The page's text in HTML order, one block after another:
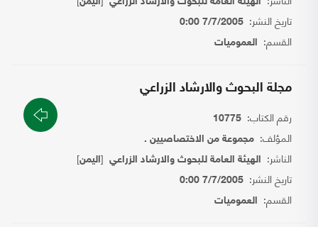
تاريخ النشر: 7/7/2005 0:00
القسم: العموميات
مجلة البحوث والارشاد الزراعي
رقم الكتاب: 10775
المؤلف: مجموعة من الاختصاصيين .
الناشر: الهيئة العامة للبحوث والارشاد الزراعي [اليمن]
تاريخ النشر: 7/7/2005 0:00
القسم: العموميات